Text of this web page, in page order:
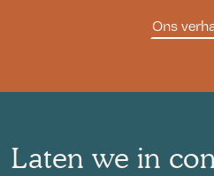
Ons
Laten we in